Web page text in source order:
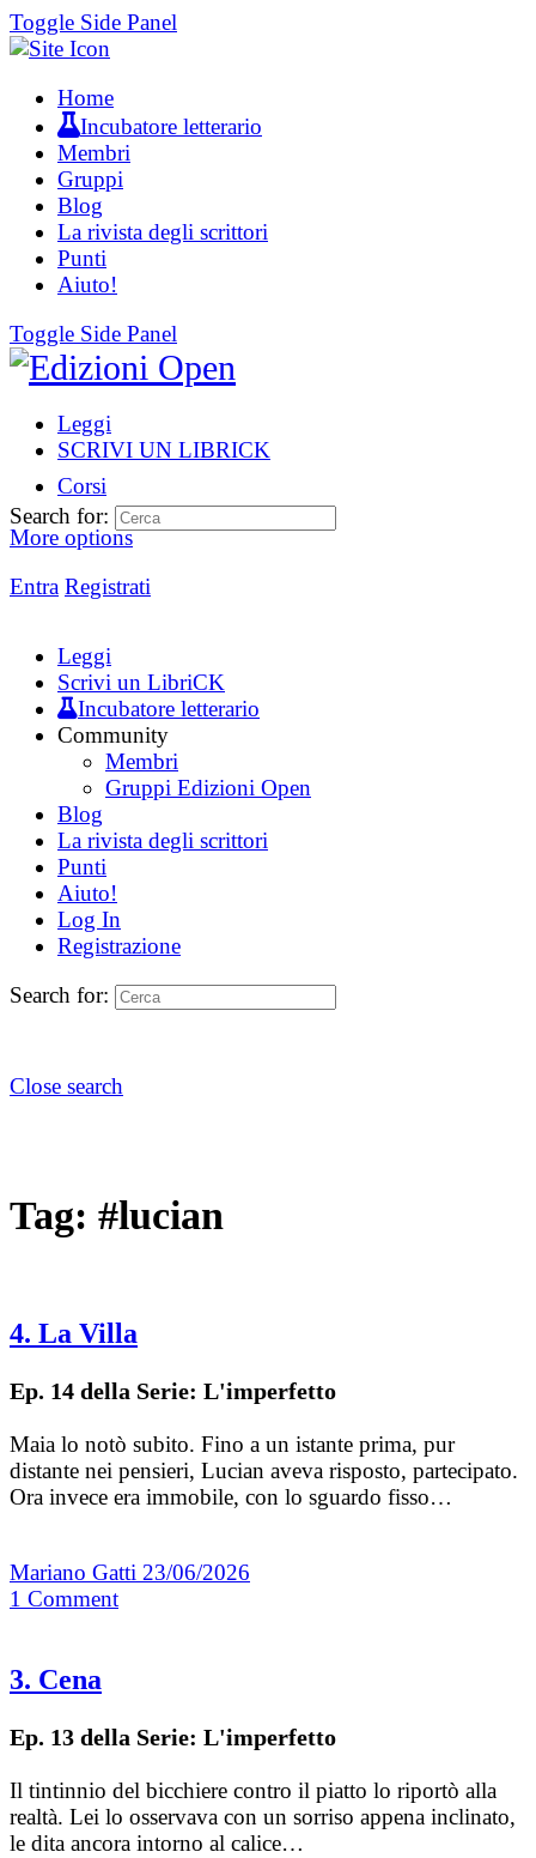
Toggle Side Panel
Home
Incubatore letterario
Membri
Gruppi
Blog
La rivista degli scrittori
Punti
Aiuto!
Toggle Side Panel
Leggi
SCRIVI UN LIBRICK
Corsi
More options
Entra Registrati
Search for:
Leggi
Scrivi un LibriCK
Incubatore letterario
Community
Membri
Gruppi Edizioni Open
Blog
La rivista degli scrittori
Punti
Aiuto!
Log In
Registrazione
Search for:
Close search
Tag: #lucian
4. La Villa
Ep. 14 della Serie: L'imperfetto
Maia lo notò subito. Fino a un istante prima, pur
distante nei pensieri, Lucian aveva risposto, partecipato.
Ora invece era immobile, con lo sguardo fisso…
Mariano Gatti 23/06/2026
1 Comment
3. Cena
Ep. 13 della Serie: L'imperfetto
Il tintinnio del bicchiere contro il piatto lo riportò alla
realtà. Lei lo osservava con un sorriso appena inclinato,
le dita ancora intorno al calice…